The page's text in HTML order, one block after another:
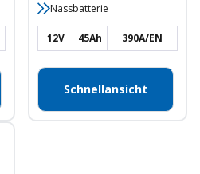
Nassbatterie
12V 45Ah 390A/EN
Schnellansicht